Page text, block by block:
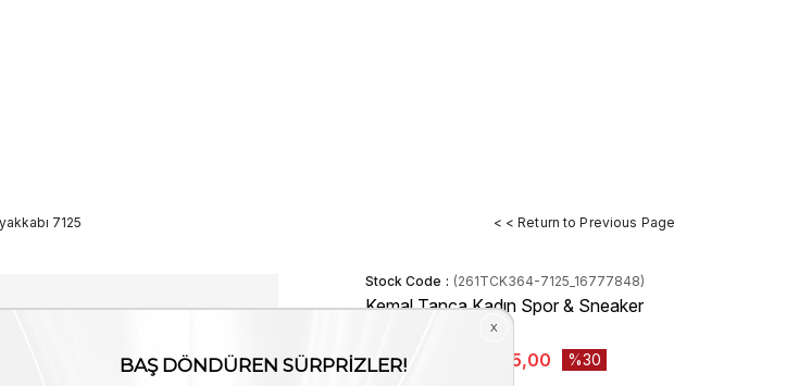
7125 < < Return to Previous Page
Stock Code (261TCK364-7125_16777848)
Kemal Tanca Kadın Spor & Sneaker
₺8.750,00
₺6.125,00 30